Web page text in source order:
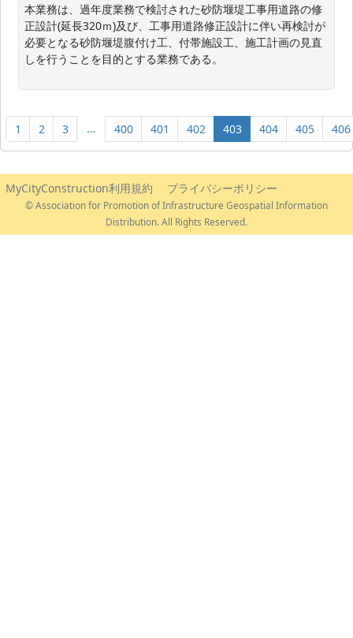
本業務は、過年度業務で検討された砂防堰堤工事用道路の修
正設計(延長320ｍ)及び、工事用道路修正設計に伴い再検討が
必要となる砂防堰堤腹付け工、付帯施設工、施工計画の見直
しを行うことを目的とする業務である。
1 2 3 … 400 401 402 403 404 405 406
MyCityConstruction利用規約 プライバシーポリシー
© Association for Promotion of Infrastructure Geospatial Information
Distribution. All Rights Reserved.